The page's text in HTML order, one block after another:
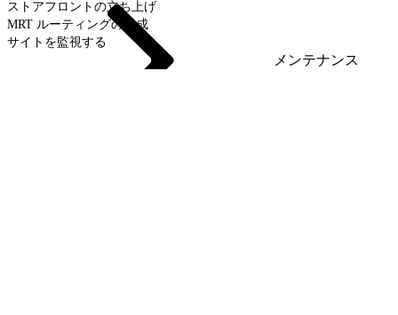
ストアフロントの立ち上げ
MRT ルーティングの構成
サイトを監視する
メンテナンス